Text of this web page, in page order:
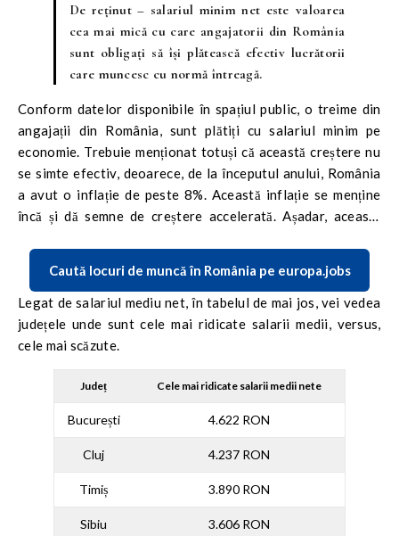
De reținut – salariul minim net este valoarea
cea mai mică cu care angajatorii din România
sunt obligați să își plătească efectiv lucrătorii
care muncesc cu normă întreagă.
Conform datelor disponibile în spațiul public, o treime din
angajații din România, sunt plătiți cu salariul minim pe
economie. Trebuie menționat totuși că această creștere nu
se simte efectiv, deoarece, de la începutul anului, România
a avut o inflație de peste 8%. Această inflație se menține
încă și dă semne de creștere accelerată. Așadar, această
Caută locuri de muncă în România pe europa.jobs
Legat de salariul mediu net, în tabelul de mai jos, vei vedea
județele unde sunt cele mai ridicate salarii medii, versus,
cele mai scăzute.
Județ Cele mai ridicate salarii medii nete
București 4.622 RON
Cluj 4.237 RON
Timiș 3.890 RON
Sibiu 3.606 RON